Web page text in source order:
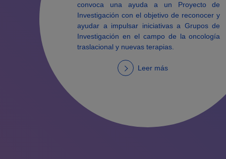
convoca una ayuda a un Proyecto de
Investigación con el objetivo de reconocer y
ayudar a impulsar iniciativas a Grupos de
Investigación en el campo de la oncología
traslacional y nuevas terapias.
Leer más